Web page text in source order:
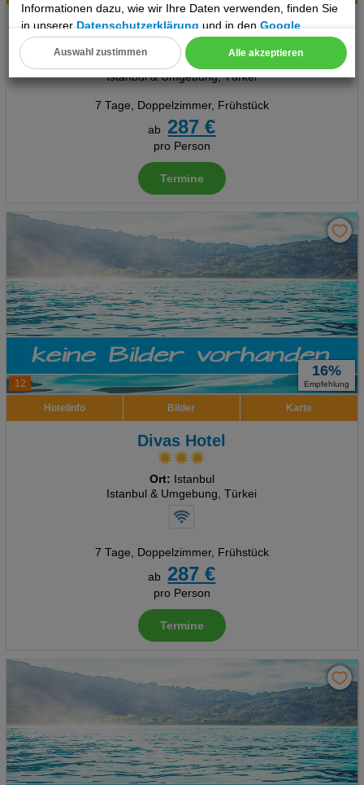
Informationen dazu, wie wir Ihre Daten verwenden, finden Sie
in unsererDatenschutzerklärung und in denGoogle
Datenschutz- und Nutzungsbedingungen
Cookie Einstellungen
Alle akzeptieren
Auswahl zustimmen
Grand Vatan Hotel
Istanbul
Istanbul & Umgebung, Türkei
7 Tage, Doppelzimmer, Frühstück
ab
287 €
pro Person
Termine
12
16%
Empfehlung
Hotelinfo Bilder Karte
Divas Hotel
Ort: Istanbul
Istanbul & Umgebung, Türkei
7 Tage, Doppelzimmer, Frühstück
ab
287 €
pro Person
Termine